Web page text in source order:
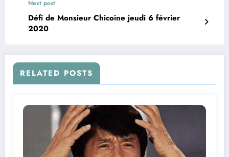
Next post
Défi de Monsieur Chicoine jeudi 6 février
2020
RELATED POSTS